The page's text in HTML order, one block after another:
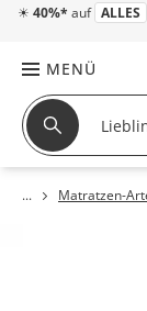
☀ 40%* auf ALLES
MENÜ
Matratzen-